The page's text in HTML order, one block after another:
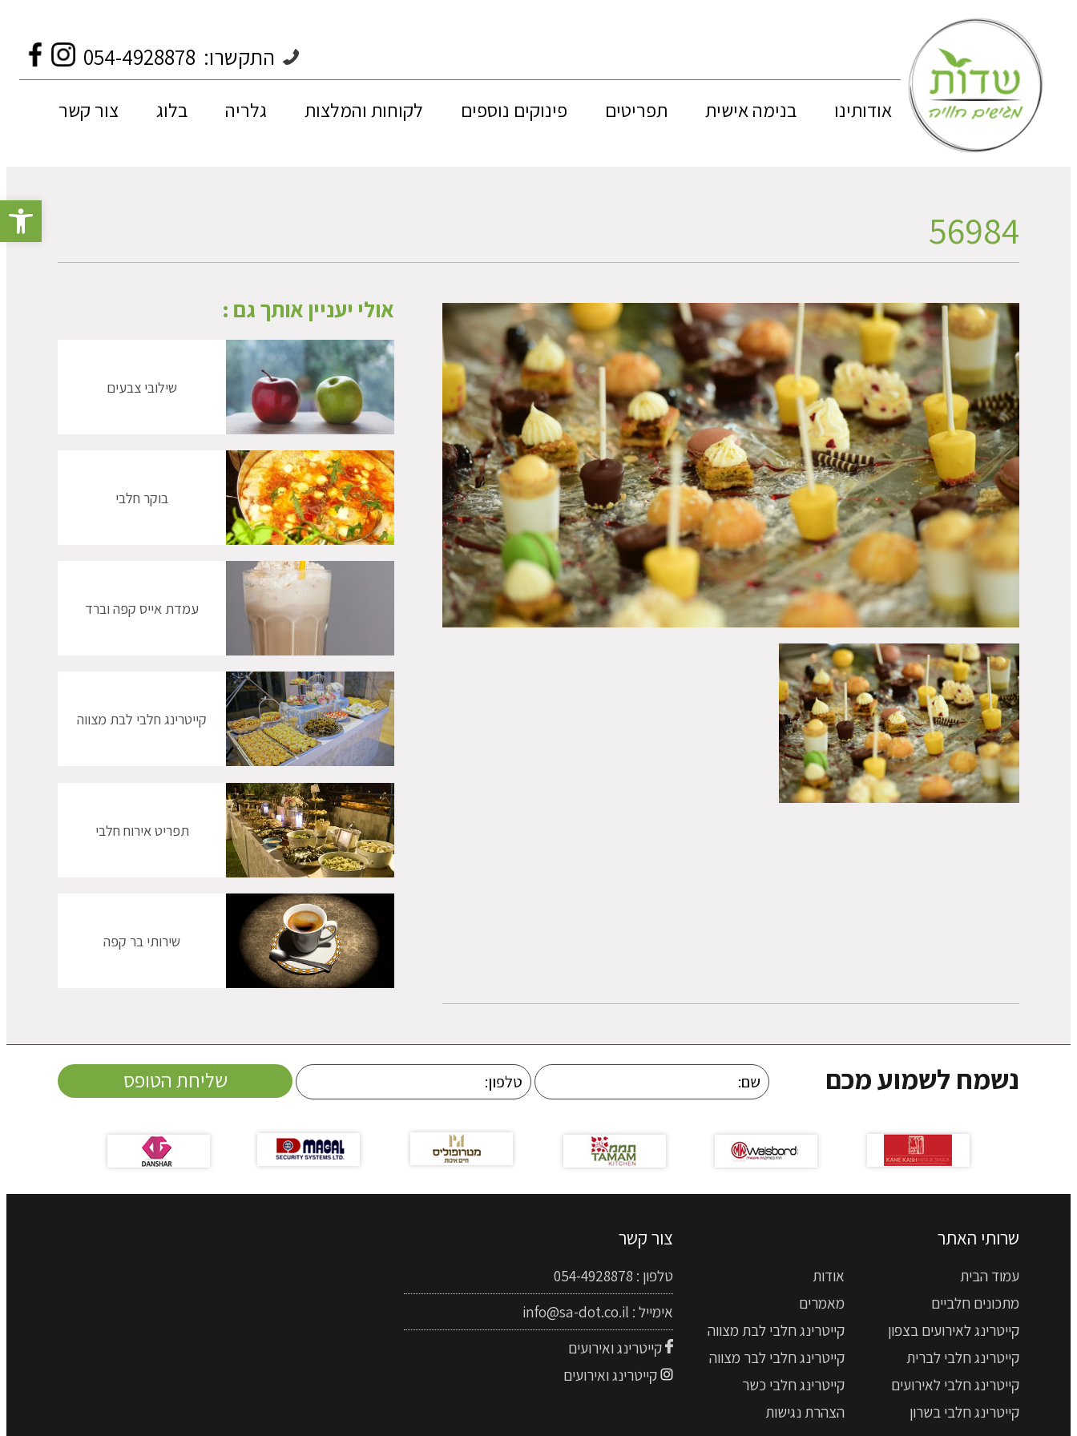
פתח
התקשרו: 054-4928878
אודותינו בנימה אישית תפריטים פינוקים נוספים לקוחות והמלצות גלריה בלוג צור קשר
56984
אולי יעניין אותך גם :
שילובי צבעים
בוקר חלבי
עמדת אייס קפה וברד
קייטרינג חלבי לבת מצווה
תפריט אירוח חלבי
שירותי בר קפה
נשמח לשמוע מכם
שרותי האתר
עמוד הבית
אודות
מתכונים חלביים
מאמרים
קייטרינג לאירועים בצפון
קייטרינג חלבי לבת מצווה
קייטרינג חלבי לברית
קייטרינג חלבי לבר מצווה
קייטרינג חלבי לאירועים
קייטרינג חלבי כשר
קייטרינג חלבי בשרון
הצהרת נגישות
צור קשר
טלפון : 054-4928878
אימייל : info@sa-dot.co.il
קייטרינג ואירועים
קייטרינג ואירועים